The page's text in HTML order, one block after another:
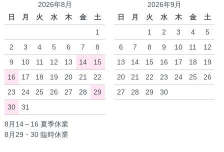
2026年8月
日
月 火 水 木 金
土
1
2
3 4 5 6 7
8
9
10 11 12 13 14
15
16
17 18 19 20 21
22
23
24 25 26 27 28
29
30
31
2026年9月
日
月 火 水 木 金
土
1
2 3 4
5
6
7 8 9 10 11
12
13
14 15 16 17 18
19
20
21 22 23 24 25
26
27
28 29 30
8月14～16 夏季休業
8月29・30 臨時休業